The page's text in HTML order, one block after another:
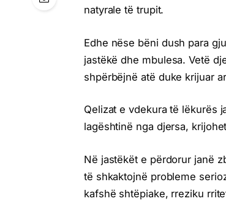
natyrale të trupit.
Edhe nëse bëni dush para
jastëkë dhe mbulesa. Vetë
shpërbëjnë atë duke krijuar
Qelizat e vdekura të lëkurës
lagështinë nga djersa,
Në jastëkët e përdorur janë
të shkaktojnë probleme
kafshë shtëpiake, rreziku